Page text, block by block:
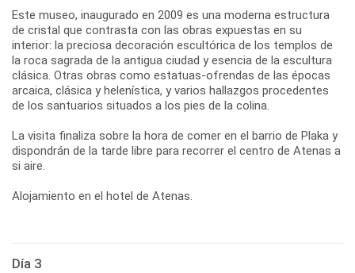
Este museo, inaugurado en 2009 es una moderna estructura
de cristal que contrasta con las obras expuestas en su
interior: la preciosa decoración escultórica de los templos de
la roca sagrada de la antigua ciudad y esencia de la escultura
clásica. Otras obras como estatuas-ofrendas de las épocas
arcaica, clásica y helenística, y varios hallazgos procedentes
de los santuarios situados a los pies de la colina.
La visita finaliza sobre la hora de comer en el barrio de Plaka y
dispondrán de la tarde libre para recorrer el centro de Atenas a
si aire.
Alojamiento en el hotel de Atenas.
Día 3